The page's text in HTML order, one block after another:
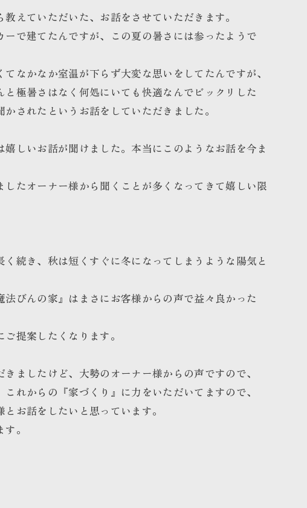
えていただいた、お話をさせていただきます。
ーで建てたんですが、この夏の暑さには参ったようで
なかなか室温が下らず大変な思いをしてたんですが、
と極暑さはなく何処にいても快適なんでビックリした
かされたというお話をしていただきました。
嬉しいお話が聞けました。本当にこのようなお話を今ま
したオーナー様から聞くことが多くなってきて嬉しい限
く続き、秋は短くすぐに冬になってしまうような陽気と
法びんの家』はまさにお客様からの声で益々良かった
提案したくなります。
ましたけど、大勢のオーナー様からの声ですので、
これからの『家づくり』に力をいただいてますので、
お話をしたいと思っています。
。